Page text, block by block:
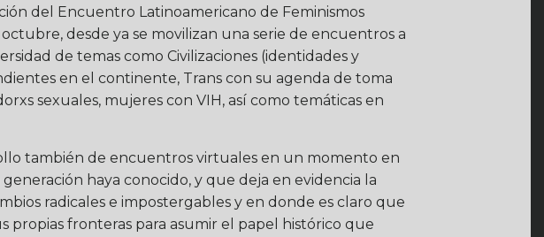
del Encuentro Latinoamericano de Feminismos
desde ya se movilizan una serie de encuentros a
de temas como Civilizaciones (identidades y
en el continente, Trans con su agenda de toma
sexuales, mujeres con VIH, así como temáticas en
también de encuentros virtuales en un momento en
haya conocido, y que deja en evidencia la
radicales e impostergables y en donde es claro que
propias fronteras para asumir el papel histórico que